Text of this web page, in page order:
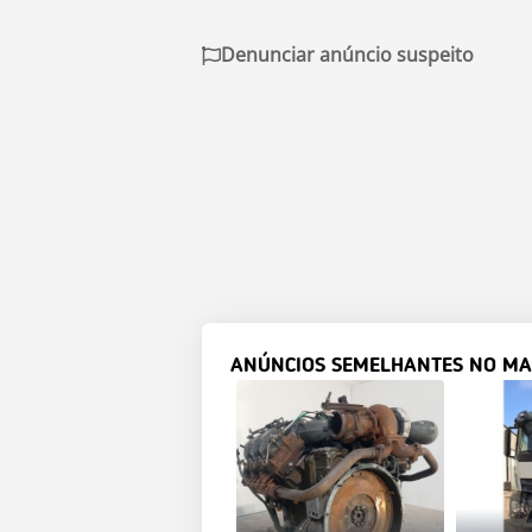
Denunciar anúncio suspeito
ANÚNCIOS SEMELHANTES NO